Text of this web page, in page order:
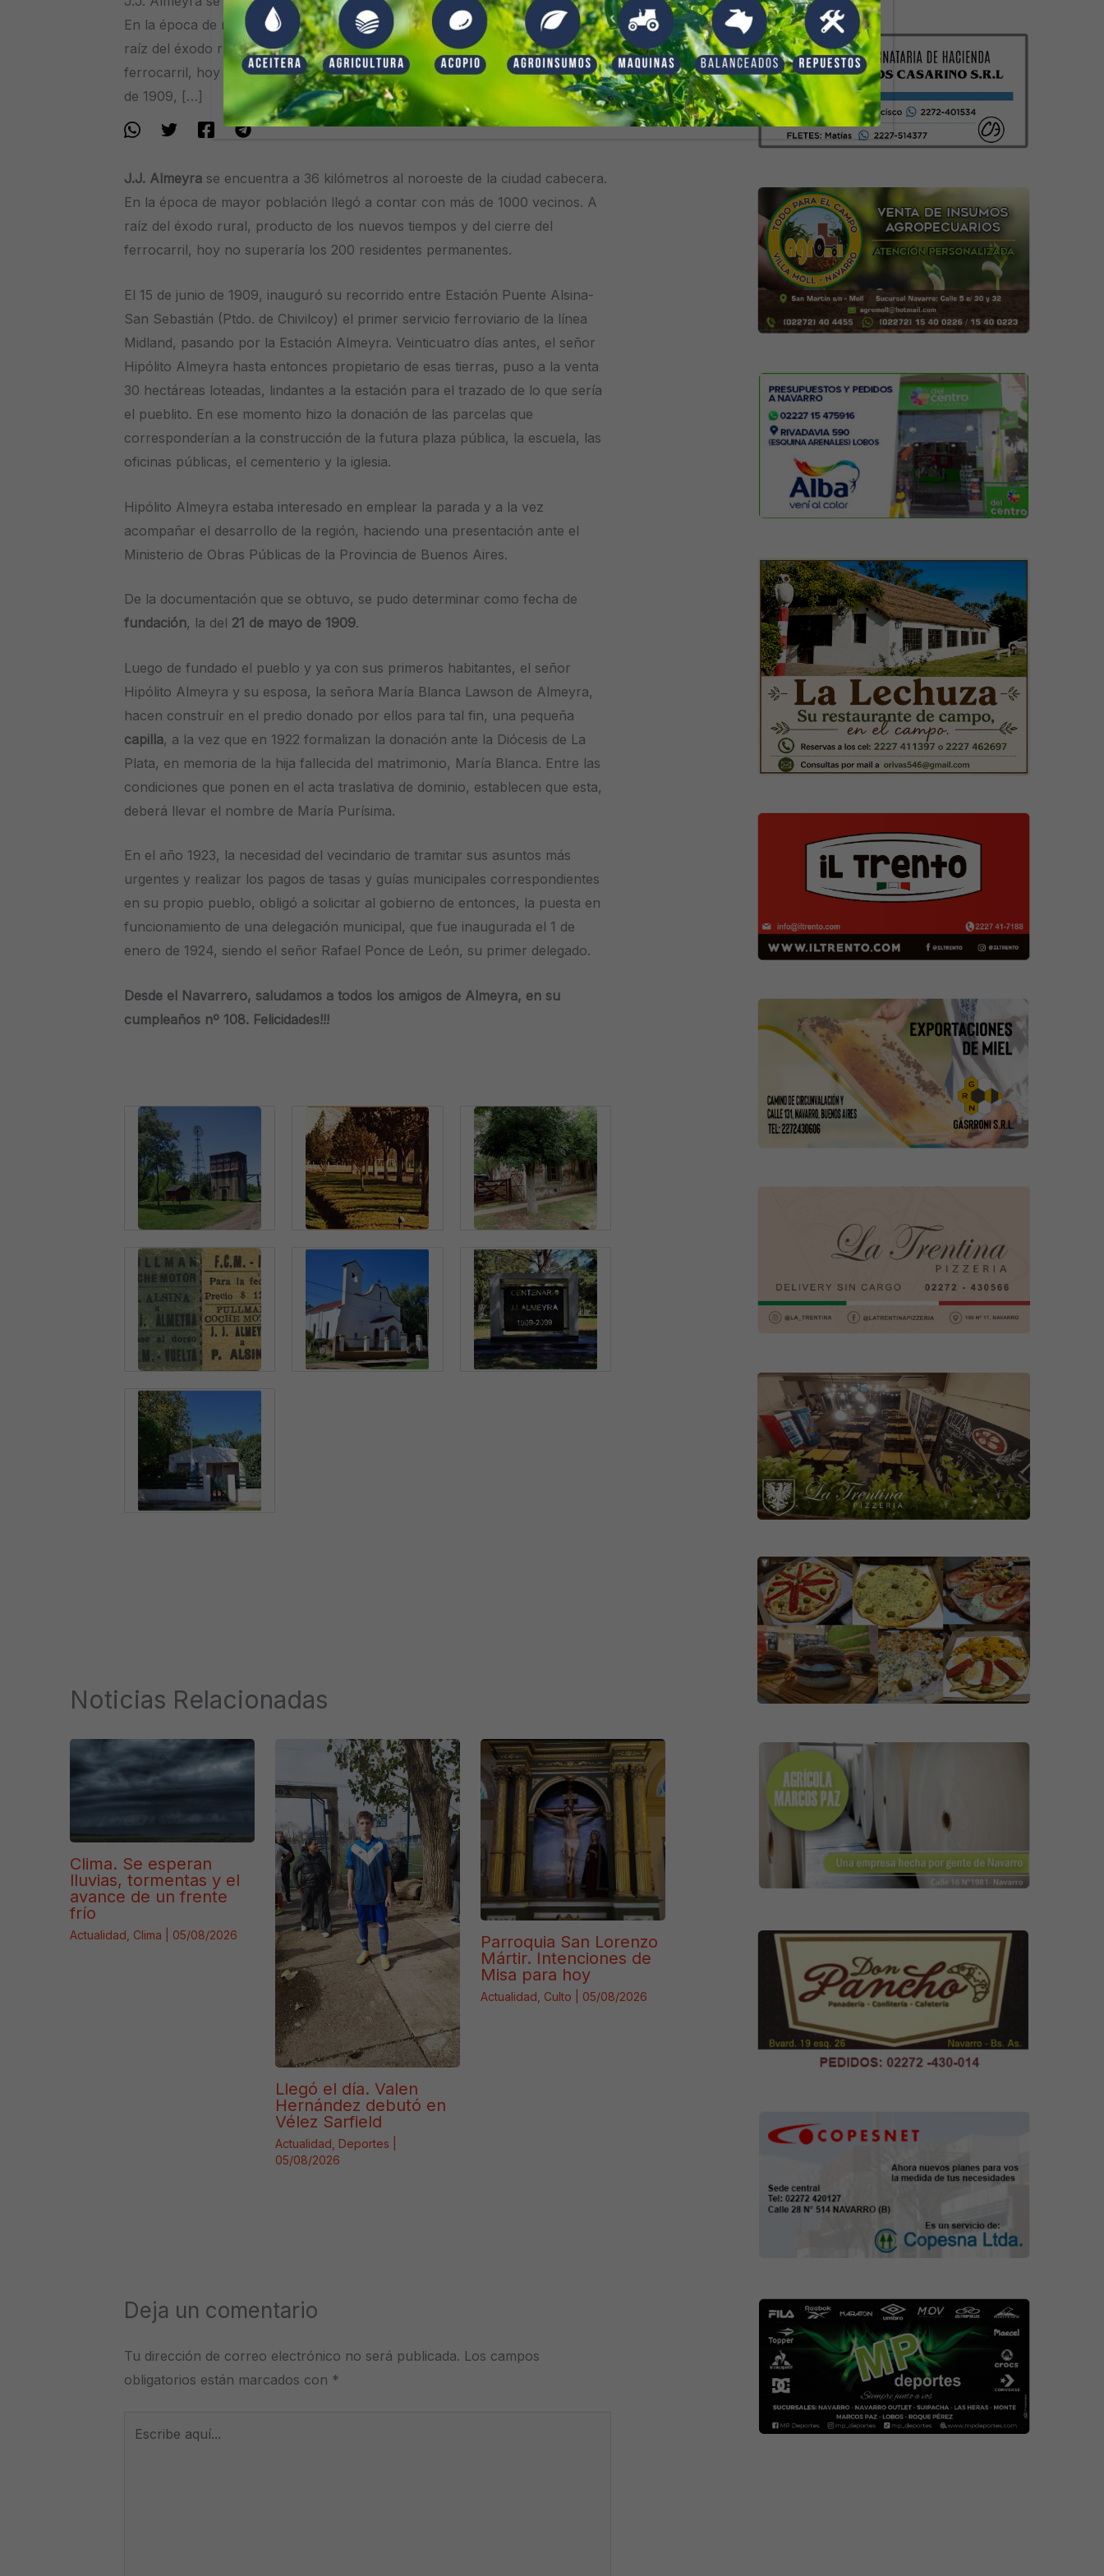
En la época de mayor población llegó a contar con más de 1000 vecinos. A
raíz del éxodo rural, producto de los nuevos tiempos y del cierre del
ferrocarril, hoy no superaría los 200 residentes permanentes. El 15 de junio
de 1909, […]
J.J. Almeyra se encuentra a 36 kilómetros al noroeste de la ciudad cabecera.
En la época de mayor población llegó a contar con más de 1000 vecinos. A
raíz del éxodo rural, producto de los nuevos tiempos y del cierre del
ferrocarril, hoy no superaría los 200 residentes permanentes.
El 15 de junio de 1909, inauguró su recorrido entre Estación Puente Alsina-
San Sebastián (Ptdo. de Chivilcoy) el primer servicio ferroviario de la línea
Midland, pasando por la Estación Almeyra. Veinticuatro días antes, el señor
Hipólito Almeyra hasta entonces propietario de esas tierras, puso a la venta
30 hectáreas loteadas, lindantes a la estación para el trazado de lo que sería
el pueblito. En ese momento hizo la donación de las parcelas que
corresponderían a la construcción de la futura plaza pública, la escuela, las
oficinas públicas, el cementerio y la iglesia.
Hipólito Almeyra estaba interesado en emplear la parada y a la vez
acompañar el desarrollo de la región, haciendo una presentación ante el
Ministerio de Obras Públicas de la Provincia de Buenos Aires.
De la documentación que se obtuvo, se pudo determinar como fecha de
fundación, la del 21 de mayo de 1909.
Luego de fundado el pueblo y ya con sus primeros habitantes, el señor
Hipólito Almeyra y su esposa, la señora María Blanca Lawson de Almeyra,
hacen construír en el predio donado por ellos para tal fin, una pequeña
capilla, a la vez que en 1922 formalizan la donación ante la Diócesis de La
Plata, en memoria de la hija fallecida del matrimonio, María Blanca. Entre las
condiciones que ponen en el acta traslativa de dominio, establecen que esta,
deberá llevar el nombre de María Purísima.
En el año 1923, la necesidad del vecindario de tramitar sus asuntos más
urgentes y realizar los pagos de tasas y guías municipales correspondientes
en su propio pueblo, obligó a solicitar al gobierno de entonces, la puesta en
funcionamiento de una delegación municipal, que fue inaugurada el 1 de
enero de 1924, siendo el señor Rafael Ponce de León, su primer delegado.
Desde el Navarrero, saludamos a todos los amigos de Almeyra, en su
cumpleaños nº 108. Felicidades!!!
Noticias Relacionadas
Clima. Se esperan
lluvias, tormentas y el
avance de un frente
frío
Actualidad Clima 05/08/2026
Llegó el día. Valen
Hernández debutó en
Vélez Sarfield
Actualidad Deportes
05/08/2026
Parroquia San Lorenzo
Mártir. Intenciones de
Misa para hoy
Actualidad Culto 05/08/2026
Deja un comentario
Tu dirección de correo electrónico no será publicada. Los campos
obligatorios están marcados con *